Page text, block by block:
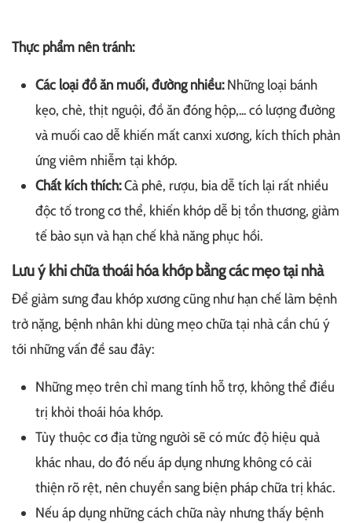
Thực phẩm nên tránh:
Các loại đồ ăn muối, đường nhiều:Những loại bánh
kẹo, chè, thịt nguội, đồ ăn đóng hộp,... có lượng đường
và muối cao dễ khiến mất canxi xương, kích thích phản
ứng viêm nhiễm tại khớp.
Chất kích thích:Cà phê, rượu, bia dễ tích lại rất nhiều
độc tố trong cơ thể, khiến khớp dễ bị tổn thương, giảm
tế bào sụn và hạn chế khả năng phục hồi.
Lưu ý khi chữa thoái hóa khớp bằng các mẹo tại nhà
Để giảm sưng đau khớp xương cũng như hạn chế làm bệnh
trở nặng, bệnh nhân khi dùng mẹo chữa tại nhà cần chú ý
tới những vấn đề sau đây:
Những mẹo trên chỉ mang tính hỗ trợ, không thể điều
trị khỏi thoái hóa khớp.
Tùy thuộc cơ địa từng người sẽ có mức độ hiệu quả
khác nhau, do đó nếu áp dụng nhưng không có cải
thiện rõ rệt, nên chuyển sang biện pháp chữa trị khác.
Nếu áp dụng những cách chữa này nhưng thấy bệnh